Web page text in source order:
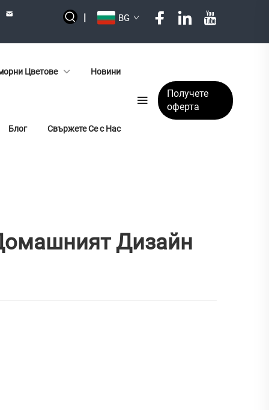
| BG
Цветове Новини
Блог Свържете Се с Нас
Получете
оферта
Дизайн